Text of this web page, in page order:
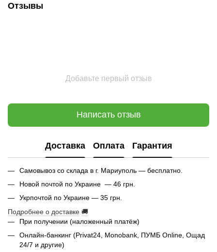
Отзывы
Добавьте первый отзыв
Написать отзыв
Доставка Оплата Гарантия
Самовывоз со склада в г. Мариуполь — бесплатно.
Новой почтой по Украине — 46 грн.
Укрпочтой по Украине — 35 грн.
Подробнее о доставке 🚚
При получении (наложенный платёж)
Онлайн-банкинг (Privat24, Monobank, ПУМБ Online, Ощад
24/7 и другие)